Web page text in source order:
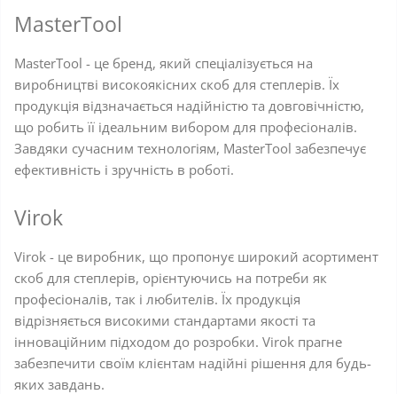
MasterTool
MasterTool - це бренд, який спеціалізується на
виробництві високоякісних скоб для степлерів. Їх
продукція відзначається надійністю та довговічністю,
що робить її ідеальним вибором для професіоналів.
Завдяки сучасним технологіям, MasterTool забезпечує
ефективність і зручність в роботі.
Virok
Virok - це виробник, що пропонує широкий асортимент
скоб для степлерів, орієнтуючись на потреби як
професіоналів, так і любителів. Їх продукція
відрізняється високими стандартами якості та
інноваційним підходом до розробки. Virok прагне
забезпечити своїм клієнтам надійні рішення для будь-
яких завдань.